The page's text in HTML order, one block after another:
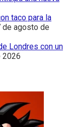
taco para la
de agosto de
Londres con un
2026